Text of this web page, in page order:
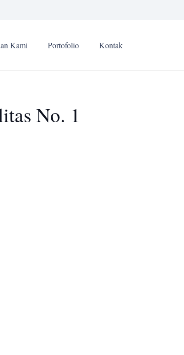
Kami Portofolio Kontak
No. 1